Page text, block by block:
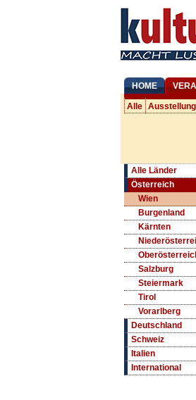
HOME
Alle Ausstellung
Alle Länder
Österreich
Wien
Burgenland
Kärnten
Salzburg
Steiermark
Tirol
Vorarlberg
Deutschland
Schweiz
Italien
International